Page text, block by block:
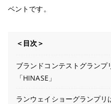
ベントです。
＜目次＞
ブランドコンテストグランプ
「HINASE」
ランウェイショーグランプ